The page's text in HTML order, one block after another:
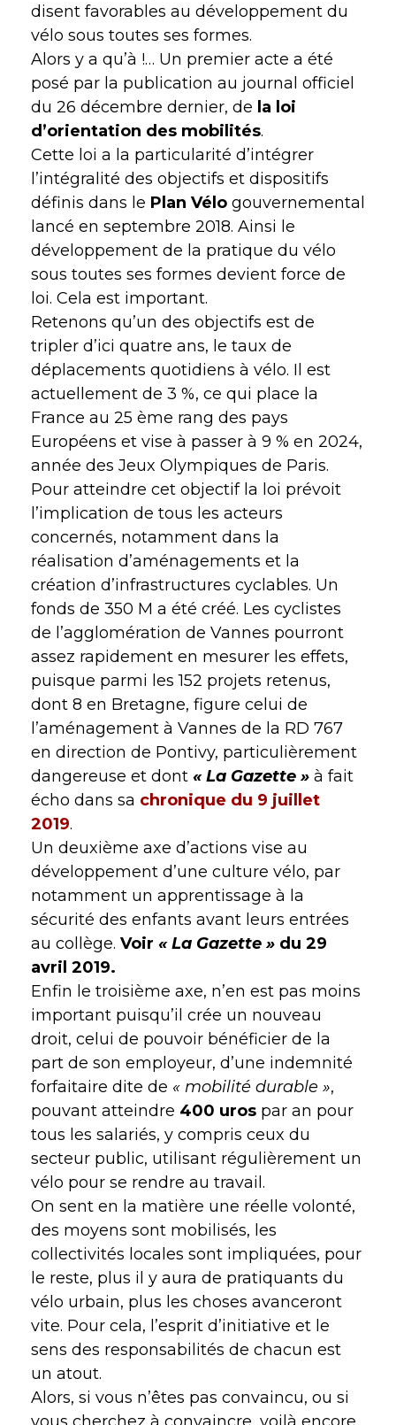
disent favorables au développement du
vélo sous toutes ses formes.
Alors y a qu’à !… Un premier acte a été
posé par la publication au journal officiel
du 26 décembre dernier, de la loi
d’orientation des mobilités.
Cette loi a la particularité d’intégrer
l’intégralité des objectifs et dispositifs
définis dans le Plan Vélo gouvernemental
lancé en septembre 2018. Ainsi le
développement de la pratique du vélo
sous toutes ses formes devient force de
loi. Cela est important.
Retenons qu’un des objectifs est de
tripler d’ici quatre ans, le taux de
déplacements quotidiens à vélo. Il est
actuellement de 3 %, ce qui place la
France au 25 ème rang des pays
Européens et vise à passer à 9 % en 2024,
année des Jeux Olympiques de Paris.
Pour atteindre cet objectif la loi prévoit
l’implication de tous les acteurs
concernés, notamment dans la
réalisation d’aménagements et la
création d’infrastructures cyclables. Un
fonds de 350 M a été créé. Les cyclistes
de l’agglomération de Vannes pourront
assez rapidement en mesurer les effets,
puisque parmi les 152 projets retenus,
dont 8 en Bretagne, figure celui de
l’aménagement à Vannes de la RD 767
en direction de Pontivy, particulièrement
dangereuse et dont « La Gazette » à fait
écho dans sa chronique du 9 juillet
2019.
Un deuxième axe d’actions vise au
développement d’une culture vélo, par
notamment un apprentissage à la
sécurité des enfants avant leurs entrées
au collège. Voir « La Gazette » du 29
avril 2019.
Enfin le troisième axe, n’en est pas moins
important puisqu’il crée un nouveau
droit, celui de pouvoir bénéficier de la
part de son employeur, d’une indemnité
forfaitaire dite de « mobilité durable »,
pouvant atteindre 400 uros par an pour
tous les salariés, y compris ceux du
secteur public, utilisant régulièrement un
vélo pour se rendre au travail.
On sent en la matière une réelle volonté,
des moyens sont mobilisés, les
collectivités locales sont impliquées, pour
le reste, plus il y aura de pratiquants du
vélo urbain, plus les choses avanceront
vite. Pour cela, l’esprit d’initiative et le
sens des responsabilités de chacun est
un atout.
Alors, si vous n’êtes pas convaincu, ou si